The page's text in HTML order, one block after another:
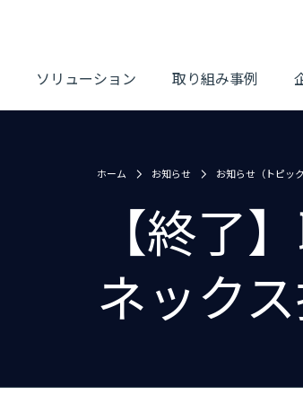
ソリューション 取り組み事例
ホーム お知らせ お知らせ（トピック
【終了
ネックス